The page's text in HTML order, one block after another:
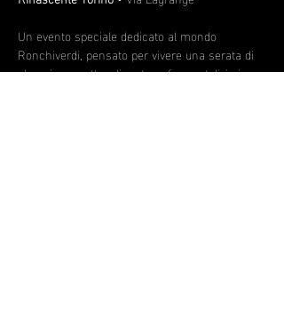
Un evento speciale dedicato al mondo
Ronchiverdi, pensato per vivere una serata di
shopping, spettacoli e atmosfere natalizie in